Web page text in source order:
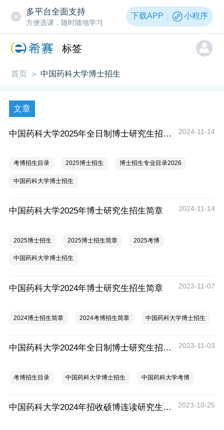
多平台全面支持
方便选课，随时随地学习
下载APP 小程序
标签
首页 > 中国药科大学博士招生
文章
中国药科大学2025年全日制博士研究生招生专业目录 2024-11-14
考博招生目录 2025博士招生 博士招生专业目录2026
中国药科大学博士招生
中国药科大学2025年博士研究生招生简章 2024-11-14
2025博士招生 2025博士招生简章 2025考博
中国药科大学博士招生
中国药科大学2024年博士研究生招生简章 2023-11-07
2024博士招生简章 2024考博招生简章 中国药科大学博士招生
中国药科大学2024年全日制博士研究生招生专业目录 2023-11-03
考博招生目录 中国药科大学博士招生 中国药科大学考博
中国药科大学2024年招收硕博连读研究生管理办法 2023-10-25